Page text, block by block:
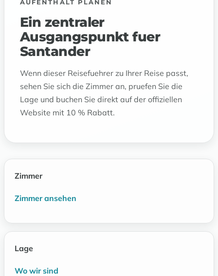
AUFENTHALT PLANEN
Ein zentraler
Ausgangspunkt fuer
Santander
Wenn dieser Reisefuehrer zu Ihrer Reise passt,
sehen Sie sich die Zimmer an, pruefen Sie die
Lage und buchen Sie direkt auf der offiziellen
Website mit 10 % Rabatt.
Zimmer
Zimmer ansehen
Lage
Wo wir sind